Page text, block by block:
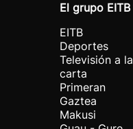
El grupo EITB
EITB
Deportes
Televisión a la
carta
Primeran
Gaztea
Makusi